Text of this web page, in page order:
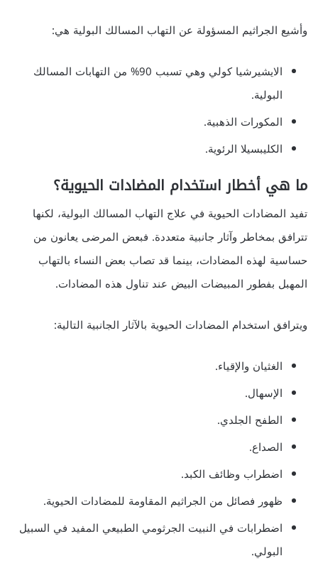
وأشيع الجراثيم المسؤولة عن التهاب المسالك البولية هي:
الايشيرشيا كولي وهي تسبب 90% من التهابات المسالك
البولية.
المكورات الذهبية.
الكليبسيلا الرئوية.
ما هي أخطار استخدام المضادات الحيوية؟
تفيد المضادات الحيوية في علاج التهاب المسالك البولية، لكنها
تترافق بمخاطر وآثار جانبية متعددة. فبعض المرضى يعانون من
حساسية لهذه المضادات، بينما قد تصاب بعض النساء بالتهاب
المهبل بفطور المبيضات البيض عند تناول هذه المضادات.
ويترافق استخدام المضادات الحيوية بالآثار الجانبية التالية:
الغثيان والإقياء.
الإسهال.
الطفح الجلدي.
الصداع.
اضطراب وظائف الكبد.
ظهور فصائل من الجراثيم المقاومة للمضادات الحيوية.
اضطرابات في النبيت الجرثومي الطبيعي المفيد في السبيل
البولي.